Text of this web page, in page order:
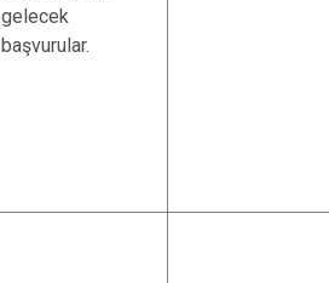
gelecek
başvurular.